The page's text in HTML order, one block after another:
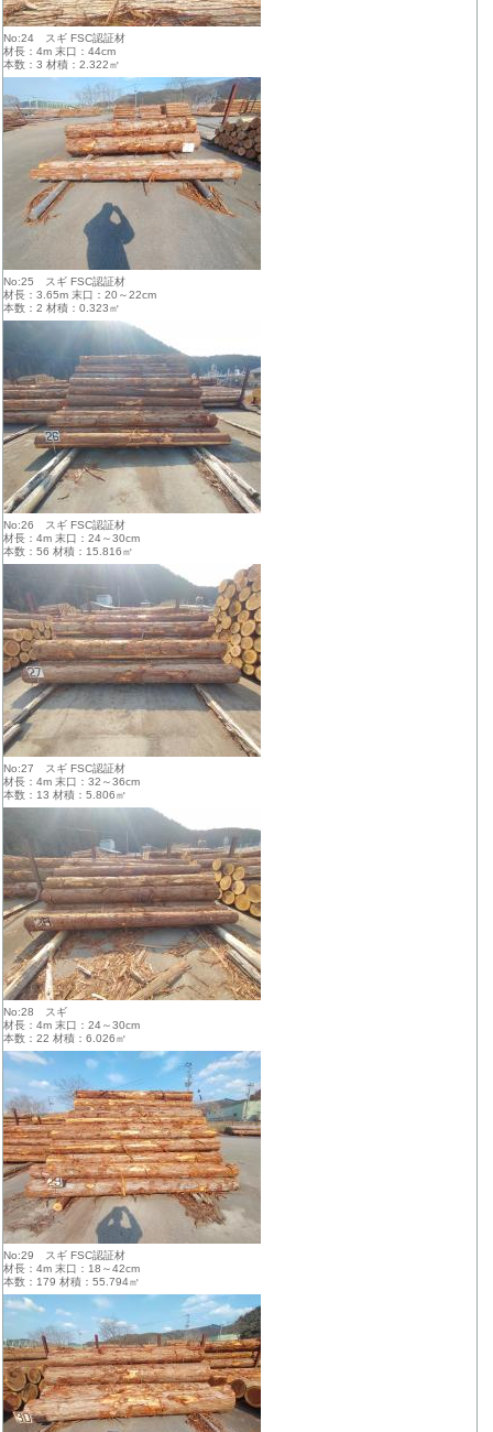
No:24 スギ FSC認証材
材長：4m 末口：44cm
本数：3 材積：2.322㎥
No:25 スギ FSC認証材
材長：3.65m 末口：20～22cm
本数：2 材積：0.323㎥
No:26 スギ FSC認証材
材長：4m 末口：24～30cm
本数：56 材積：15.816㎥
No:27 スギ FSC認証材
材長：4m 末口：32～36cm
本数：13 材積：5.806㎥
No:28 スギ
材長：4m 末口：24～30cm
本数：22 材積：6.026㎥
No:29 スギ FSC認証材
材長：4m 末口：18～42cm
本数：179 材積：55.794㎥